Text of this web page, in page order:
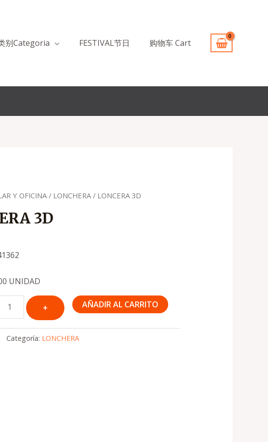
别Categoria FESTIVAL节日 购物车 Cart
Y OFICINA / LONCHERA / LONCERA 3D
3D
UNIDAD
AÑADIR AL CARRITO
Categoría: LONCHERA